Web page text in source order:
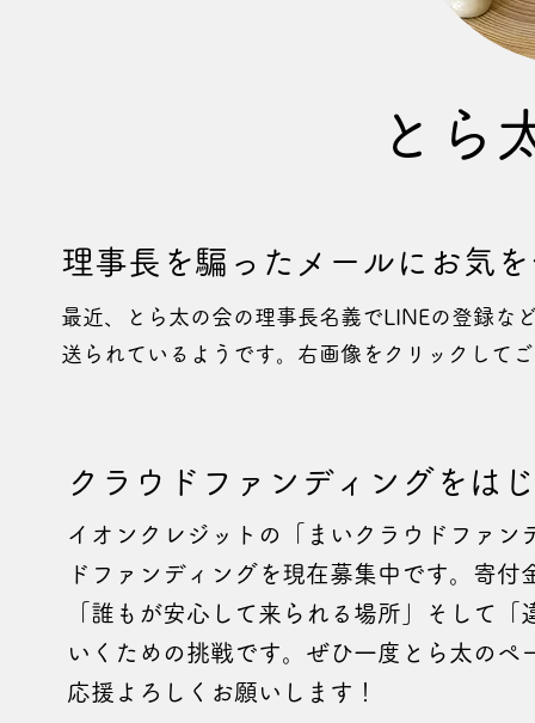
とら
理事長を騙ったメールにお気
最近、とら太の会の理事長名義でLINEの登録な
送られているようです。​右画像をクリックして
クラウドファンディングをは
イオンクレジットの「まいクラウドファ
ドファンディングを現在募集中です。寄
「誰もが安心して来られる場所」そして
いくための挑戦です。ぜひ一度とら太のペ
応援よろしくお願いします！